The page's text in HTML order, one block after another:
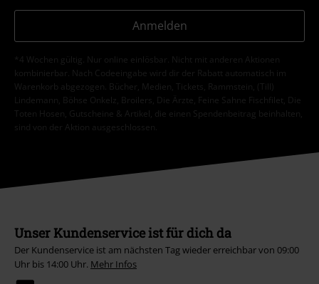
Anmelden
*4 Wochen gültig. Nur online einlösbar. Nicht mit anderen Aktionen
kombinierbar. Nach Codeeingabe wird dir der Rabatt automatisch im
Warenkorb abgezogen. Bücher, Medien, Tickets, Rammstein, (Till)
Lindemann, Böhse Onkelz, Broilers, Die Ärzte, Feine Sahne Fischfilet, Die
Toten Hosen, Gutscheine & Artikel, die einen Spendenbeitrag beinhalten,
sind von der Aktion ausgeschlossen.
Unser Kundenservice ist für dich da
Der Kundenservice ist am nächsten Tag wieder erreichbar von 09:00
Uhr bis 14:00 Uhr. Mehr Infos